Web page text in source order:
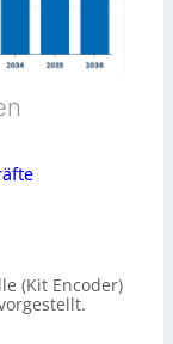
(Kit Encoder)